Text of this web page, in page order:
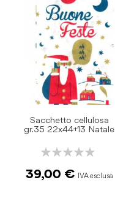
Sacchetto cellulosa
gr.35 22x44+13 Natale
Rating:
39,00 €